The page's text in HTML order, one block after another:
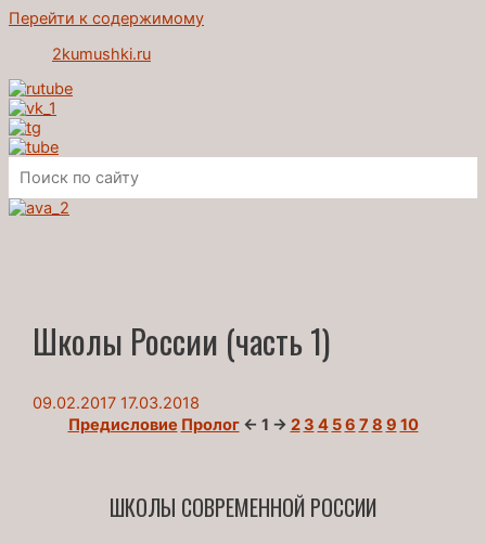
Перейти к содержимому
2kumushki.ru
Школы России (часть 1)
09.02.2017 17.03.2018
Предисловие Пролог← 1 → 23 4 56 7 8 9 10
ШКОЛЫ СОВРЕМЕННОЙ РОССИИ